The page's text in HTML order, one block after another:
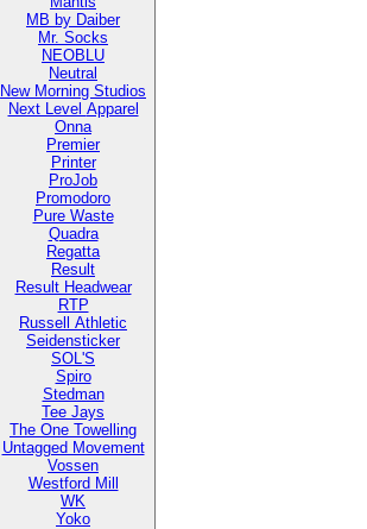
MB by Daiber
Mr. Socks
NEOBLU
Neutral
New Morning Studios
Next Level Apparel
Onna
Premier
Printer
ProJob
Promodoro
Pure Waste
Quadra
Regatta
Result
Result Headwear
RTP
Russell Athletic
Seidensticker
SOL'S
Spiro
Stedman
Tee Jays
The One Towelling
Untagged Movement
Vossen
Westford Mill
WK
Yoko